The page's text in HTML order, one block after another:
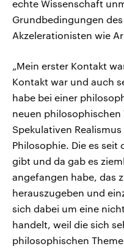
echte Wissenschaft
Grundbedingungen
Akzelerationisten wie
„Mein erster Kontakt
Kontakt war und auch
habe bei einer
neuen
Spekulativen
Philosophie. Die es seit
gibt und da gab es
angefangen habe, das
herauszugeben und
sich dabei um eine
handelt, weil die sich
philosophischen